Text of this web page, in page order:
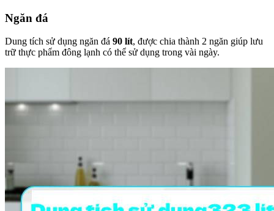
Ngăn đá
Dung tích sử dụng ngăn đá 90 lít, được chia thành 2 ngăn giúp lưu
trữ thực phẩm đông lạnh có thể sử dụng trong vài ngày.